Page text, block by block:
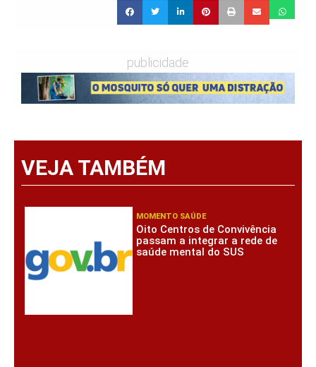
publicidade
VEJA TAMBÉM
MOMENTO SAÚDE
Oito Centros de Convivência
passam a integrar a rede de
saúde mental do SUS